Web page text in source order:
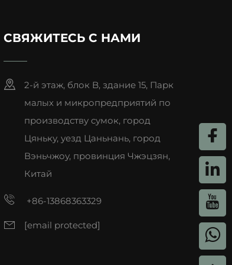
и удобство. Большая джутовая
отпуск, при этом её лёгкий
кладью, вмещающей паспорт,
использовать по-разному:
места в чемодане.
аэропортов до тряских
идеально подходит для
СВЯЖИТЕСЬ С НАМИ
2-й этаж, блок B, здание 15, Парк
малых и микропредприятий по
производству сумок, город
Цяньку, уезд Цаньнань, город
Вэньчжоу, провинция Чжэцзян,
Китай
+86-13868363329
[email protected]